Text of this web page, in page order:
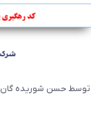
توسط حسن شوریده گان